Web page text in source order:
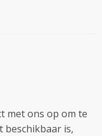
met ons op om te
is,